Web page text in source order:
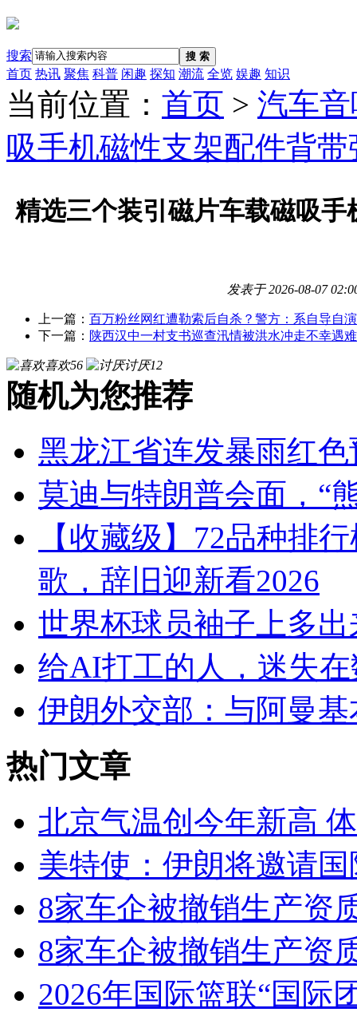
搜索 搜 索
首页 热讯 聚焦 科普 闲趣 探知 潮流 全览 娱趣 知识
当前位置： 首页 > 汽车
吸手机磁性支架配件背
精选三个装引磁片车载磁吸
发表于2026-08-07
上一篇： 百万粉丝网红遭勒索后自杀？警方：系自导自演
下一篇： 陕西汉中一村支书巡查汛情被洪水冲走不幸遇难
喜欢56 讨厌12
随机为您推荐
黑龙江省连发暴雨红
莫迪与特朗普会面，“
【收藏级】72品种排
歌，辞旧迎新看2026
世界杯球员袖子上多
给AI打工的人，迷失
伊朗外交部：与阿曼
热门文章
北京气温创今年新高
美特使：伊朗将邀请
8家车企被撤销生产资
8家车企被撤销生产资
2026年国际篮联“国际